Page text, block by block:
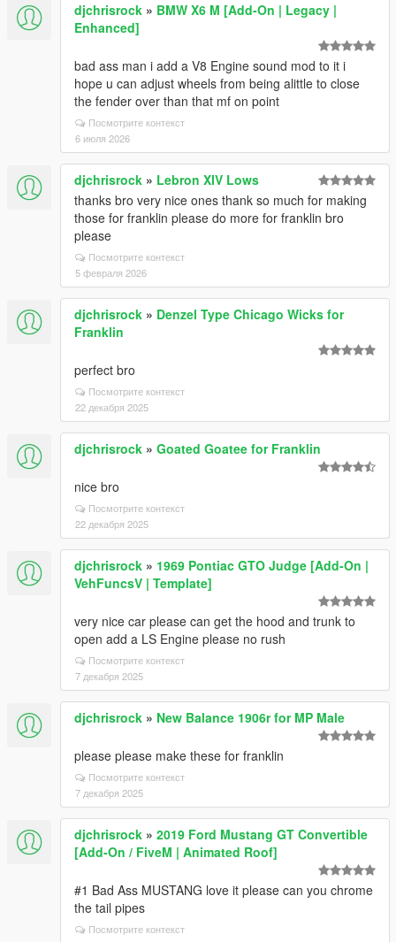
djchrisrock » BMW X6 M [Add-On | Legacy |
Enhanced]
bad ass man i add a V8 Engine sound mod to it i
hope u can adjust wheels from being alittle to close
the fender over than that mf on point
Посмотрите контекст
6 июля 2026
djchrisrock » Lebron XIV Lows
thanks bro very nice ones thank so much for making
those for franklin please do more for franklin bro
please
Посмотрите контекст
5 февраля 2026
djchrisrock » Denzel Type Chicago Wicks for
Franklin
perfect bro
Посмотрите контекст
22 декабря 2025
djchrisrock » Goated Goatee for Franklin
nice bro
Посмотрите контекст
22 декабря 2025
djchrisrock » 1969 Pontiac GTO Judge [Add-On |
VehFuncsV | Template]
very nice car please can get the hood and trunk to
open add a LS Engine please no rush
Посмотрите контекст
7 декабря 2025
djchrisrock » New Balance 1906r for MP Male
please please make these for franklin
Посмотрите контекст
7 декабря 2025
djchrisrock » 2019 Ford Mustang GT Convertible
[Add-On / FiveM | Animated Roof]
#1 Bad Ass MUSTANG love it please can you chrome
the tail pipes
Посмотрите контекст